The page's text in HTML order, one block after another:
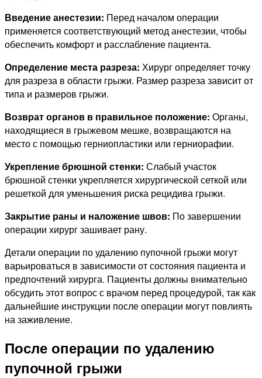
Введение анестезии: Перед началом операции
применяется соответствующий метод анестезии, чтобы
обеспечить комфорт и расслабление пациента.
Определение места разреза: Хирург определяет точку
для разреза в области грыжи. Размер разреза зависит от
типа и размеров грыжи.
Возврат органов в правильное положение: Органы,
находящиеся в грыжевом мешке, возвращаются на
место с помощью герниопластики или герниорафии.
Укрепление брюшной стенки: Слабый участок
брюшной стенки укрепляется хирургической сеткой или
решеткой для уменьшения риска рецидива грыжи.
Закрытие раны и наложение швов: По завершении
операции хирург зашивает рану.
Детали операции по удалению пупочной грыжи могут
варьироваться в зависимости от состояния пациента и
предпочтений хирурга. Пациенты должны внимательно
обсудить этот вопрос с врачом перед процедурой, так как
дальнейшие инструкции после операции могут повлиять
на заживление.
После операции по удалению
пупочной грыжи